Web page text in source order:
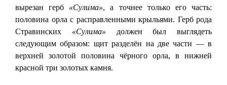
вырезан герб «Сулима», а точнее только его часть:
половина орла с расправленными крыльями. Герб рода
Стравинских «Сулима» должен был выглядеть
следующим образом: щит разделён на две части — в
верхней золотой половина чёрного орла, в нижней
красной три золотых камня.